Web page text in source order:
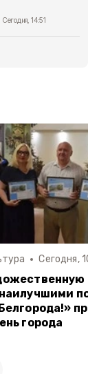
Сегодня, 14:51
Сегодня,
города